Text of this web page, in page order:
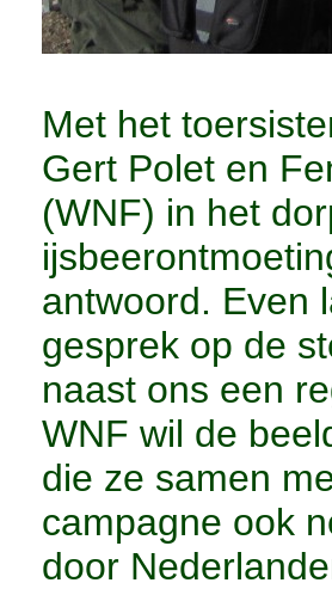
Met het
Gert Polet en
(WNF) in het
antwoord. Even
gesprek op de
naast ons een
WNF wil de
die ze samen
campagne ook
door